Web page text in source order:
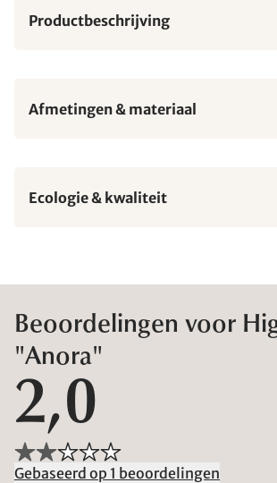
Productbeschrijving
Afmetingen & materiaal
Ecologie & kwaliteit
Beoordelingen voor
"Anora"
2,0
Gebaseerd op 1 beoordelingen